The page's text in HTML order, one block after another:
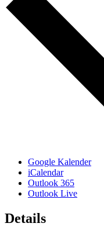
Google Kalender
iCalendar
Outlook 365
Outlook Live
Details